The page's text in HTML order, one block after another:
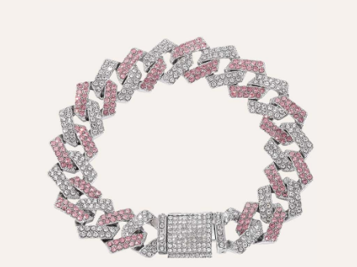
НОВИНКИ
АКЦІЇ
ДЛЯ КОТІВ
Оптовим клієнтам
Контакти